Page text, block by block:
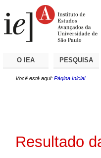
O IEA PESQUISA
Você está aqui: Página Inicial
Resultado